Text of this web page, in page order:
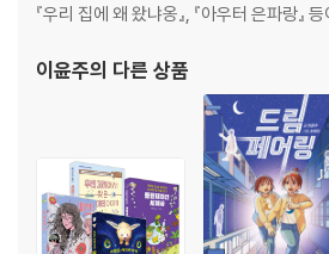
『우리 집에 왜 왔냐옹』, 『아우터 은파랑』
이윤주의 다른 상품